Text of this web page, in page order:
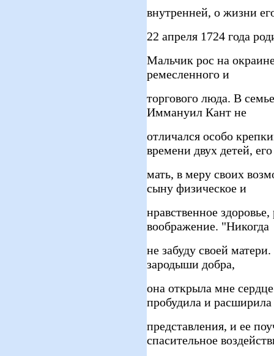
внутренней, о жизни
22 апреля 1724 года
Мальчик рос на
ремесленного и
торгового люда. В
Иммануил Кант не
отличался особо
времени двух детей, его
мать, в меру своих
сыну физическое и
нравственное
воображение. "Никогда
не забуду своей
зародыши добра,
она открыла мне
пробудила и
представления, и ее
спасительное